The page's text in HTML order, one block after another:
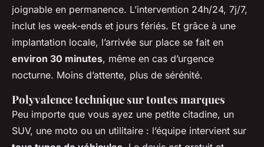
joignable en permanence. L’intervention 24h/24, 7j/7,
inclut les week-ends et jours fériés. Et grâce à une
implantation locale, l’arrivée sur place se fait en
environ 30 minutes, même en cas d’urgence
nocturne. Moins d’attente, plus de sérénité.
Polyvalence technique sur toutes marques
Peu importe que vous ayez une petite citadine, un
SUV, une moto ou un utilitaire : l’équipe intervient sur